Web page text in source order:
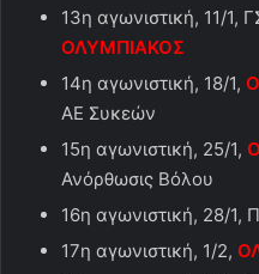
13η αγωνιστική, 11/1,
ΟΛΥΜΠΙΑΚΟΣ
14η αγωνιστική, 18/1,
ΑΕ Συκεών
15η αγωνιστική, 25/1,
Ανόρθωσις Βόλου
16η αγωνιστική, 28/1,
17η αγωνιστική, 1/2,